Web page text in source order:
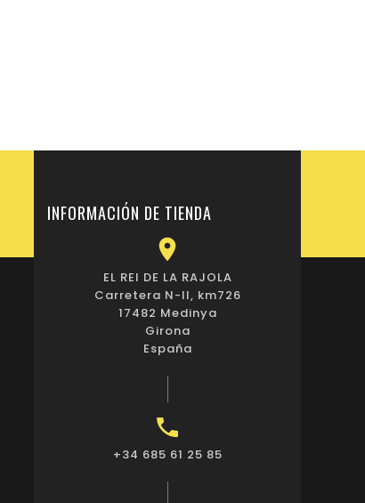
INFORMACIÓN DE TIENDA

EL REI DE LA RAJOLA
Carretera N-II, km726
17482 Medinya
Girona
España

+34 685 61 25 85